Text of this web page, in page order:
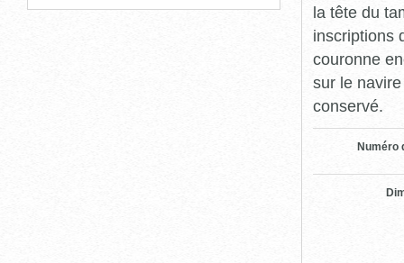
la tête du
inscriptions
couronne
sur le
conservé.
Numéro